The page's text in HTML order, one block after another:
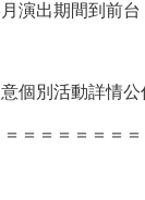
演出期間到前
個別活動詳情公
＝＝＝＝＝＝